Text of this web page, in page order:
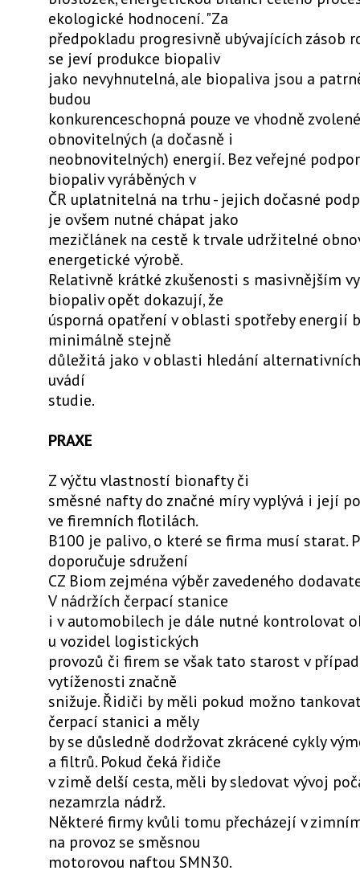
ekologické hodnocení. "Za
předpokladu progresivně ubývajících zásob
se jeví produkce biopaliv
jako nevyhnutelná, ale biopaliva jsou a
budou
konkurenceschopná pouze ve vhodně
obnovitelných (a dočasně i
neobnovitelných) energií. Bez veřejné
biopaliv vyráběných v
ČR uplatnitelná na trhu - jejich dočasné
je ovšem nutné chápat jako
mezičlánek na cestě k trvale udržitelné
energetické výrobě.
Relativně krátké zkušenosti s masivnějším
biopaliv opět dokazují, že
úsporná opatření v oblasti spotřeby energií
minimálně stejně
důležitá jako v oblasti hledání
uvádí
studie.
PRAXE
Z výčtu vlastností bionafty či
směsné nafty do značné míry vyplývá i její
ve firemních flotilách.
B100 je palivo, o které se firma musí starat.
doporučuje sdružení
CZ Biom zejména výběr zavedeného
V nádržích čerpací stanice
i v automobilech je dále nutné kontrolovat
u vozidel logistických
provozů či firem se však tato starost v
vytíženosti značně
snižuje. Řidiči by měli pokud možno
čerpací stanici a měly
by se důsledně dodržovat zkrácené cykly
a filtrů. Pokud čeká řidiče
v zimě delší cesta, měli by sledovat vývoj
nezamrzla nádrž.
Některé firmy kvůli tomu přecházejí v
na provoz se směsnou
motorovou naftou SMN30.